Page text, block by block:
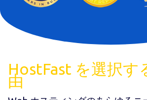
HostFast を選択す
由